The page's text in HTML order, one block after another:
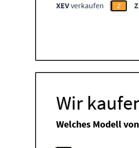
XEVverkaufen Z
Wir
Welches Modell